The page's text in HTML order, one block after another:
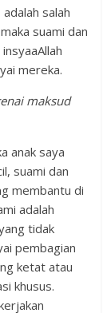
salah
suami dan
mereka.
maksud
anak saya
suami dan
membantu di
adalah
tidak
pembagian
ketat atau
khusus.